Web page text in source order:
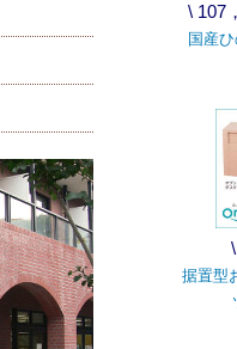
\ 107
国産
据置型